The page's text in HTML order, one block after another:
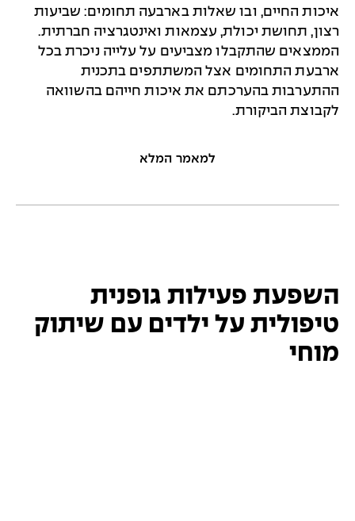
איכות החיים, ובו שאלות בארבעה תחומים: שביעות
רצון, תחושת יכולת, עצמאות ואינטגרציה חברתית.
הממצאים שהתקבלו מצביעים על עלייה ניכרת בכל
ארבעת התחומים אצל המשתתפים בתכנית
ההתערבות בהערכתם את איכות חייהם בהשוואה
לקבוצת הביקורת.
למאמר המלא
השפעת פעילות גופנית
טיפולית על ילדים עם שיתוק
מוחי